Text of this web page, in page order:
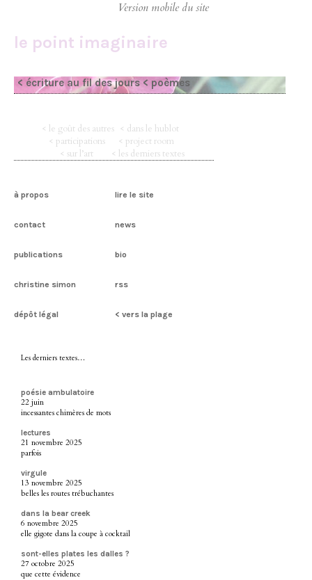
le point imaginaire
< écriture au fil des jours < poèmes
< le goût des autres < dans le hublot
< participations
< project room
< sur l’art
< les derniers textes
à propos lire le site
contact news
publications bio
christine simon rss
dépôt légal < vers la plage
Les derniers textes…
poésie ambulatoire
22 juin
incessantes chimères de mots
lectures
21 novembre 2025
parfois
virgule
13 novembre 2025
belles les routes trébuchantes
dans la bear creek
6 novembre 2025
elle gigote dans la coupe à cocktail
sont-elles plates les dalles ?
27 octobre 2025
que cette évidence